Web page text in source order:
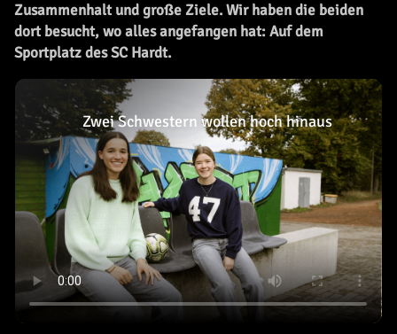
Zusammenhalt und große Ziele. Wir haben die beiden
dort besucht, wo alles angefangen hat: Auf dem
Sportplatz des SC Hardt.
Zwei Schwestern wollen hoch hinaus